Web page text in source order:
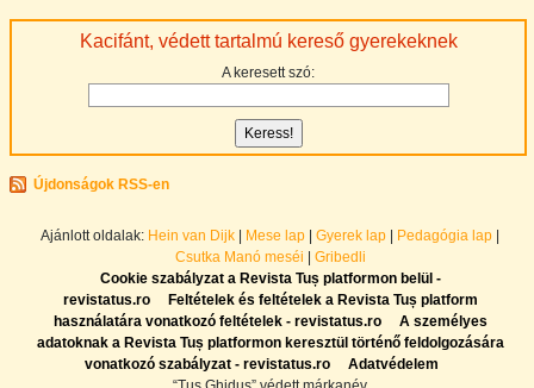
Kacifánt, védett tartalmú kereső gyerekeknek
A keresett szó:
Újdonságok RSS-en
Ajánlott oldalak: Hein van Dijk Mese lap Gyerek lap Pedagógia lap
Csutka Manó meséi
Gribedli
Cookie szabályzat a Revista Tuș platformon belül -
revistatus.ro
Feltételek és feltételek a Revista Tuș platform
használatára vonatkozó feltételek - revistatus.ro
A személyes
adatoknak a Revista Tuș platformon keresztül történő feldolgozására
vonatkozó szabályzat - revistatus.ro
Adatvédelem